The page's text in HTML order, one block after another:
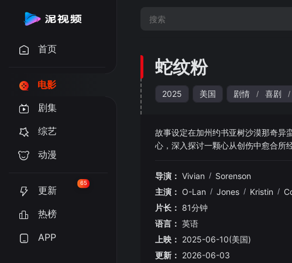
首页
电影
剧集
综艺
动漫
更新
65
热榜
APP
蛇纹粉
2025 美国 剧情 / 喜剧 /
故事设定在加州约书亚树沙漠那奇异
心，深入探讨一颗心从创伤中愈合所
导演： Vivian / Sorenson
主演： O-Lan / Jones / Kristin /
片长： 81分钟
语言： 英语
上映： 2025-06-10(美国)
更新： 2026-06-03